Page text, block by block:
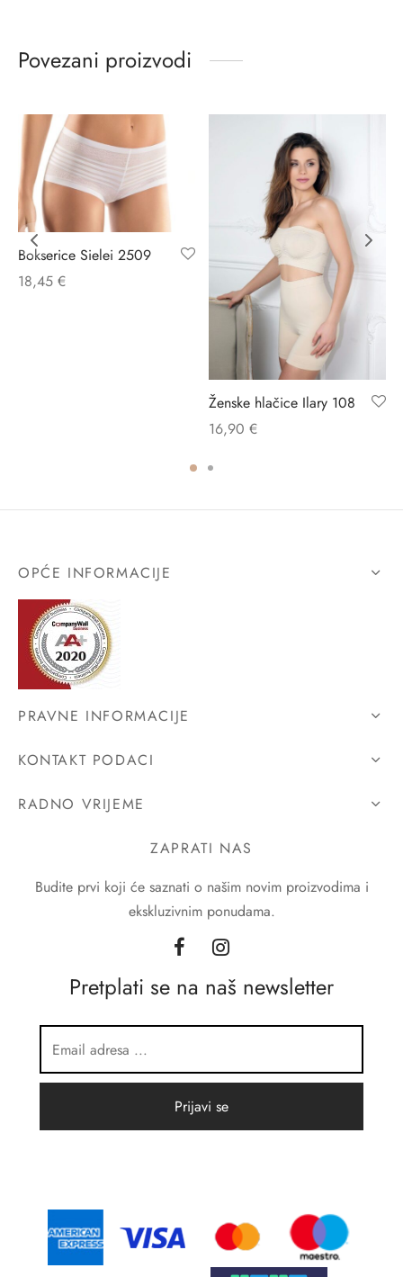
Povezani proizvodi
Bokserice Sielei 2509
18,45 €
Ženske hlačice Ilary 108
16,90 €
OPĆE INFORMACIJE
PRAVNE INFORMACIJE
KONTAKT PODACI
RADNO VRIJEME
ZAPRATI NAS
Budite prvi koji će saznati o našim novim proizvodima i
ekskluzivnim ponudama.
Pretplati se na naš newsletter